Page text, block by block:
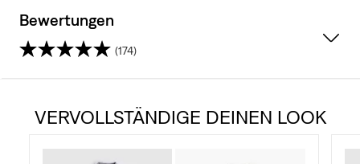
Bewertungen
(174)
VERVOLLSTÄNDIGE DEINEN LOOK